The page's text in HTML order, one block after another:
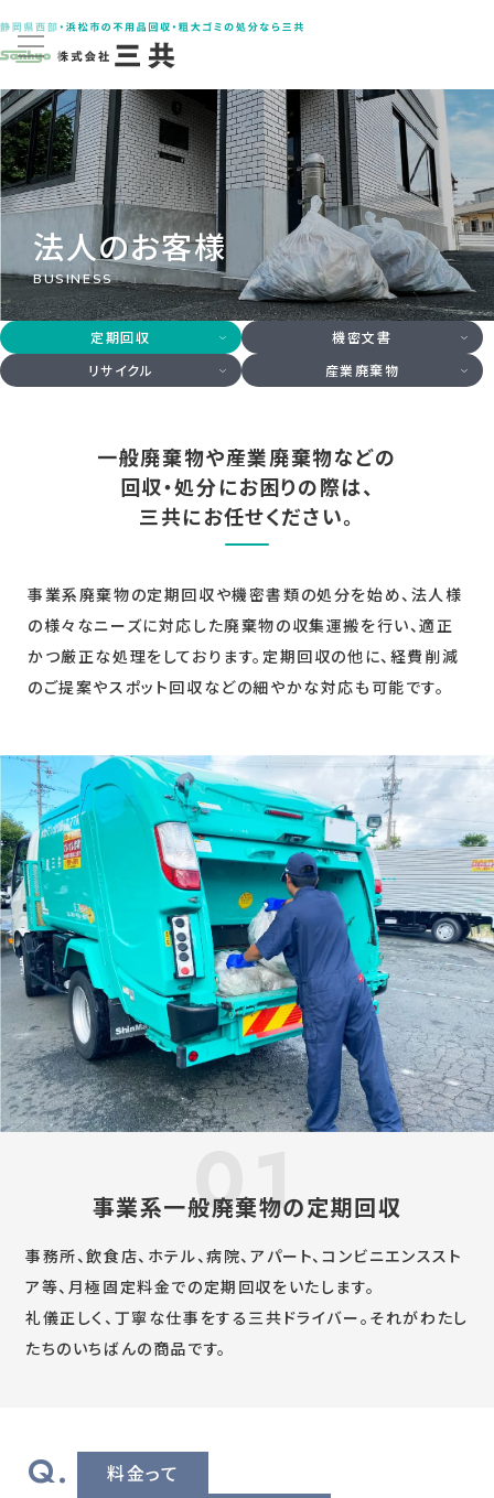
法人のお客様
BUSINESS
定期回収
機密文書
リサイクル
産業廃棄物
一般廃棄物や産業廃棄物などの
回収・処分にお困りの際は、
三共にお任せください。
事業系廃棄物の定期回収や機密書類の処分を始め、法人様
の様々なニーズに対応した廃棄物の収集運搬を行い、適正
かつ厳正な処理をしております。定期回収の他に、経費削減
のご提案やスポット回収などの細やかな対応も可能です。
事業系一般廃棄物の定期回収
事務所、飲食店、ホテル、病院、アパート、コンビニエンススト
ア等、月極固定料金での定期回収をいたします。
礼儀正しく、丁寧な仕事をする三共ドライバー。それがわたし
たちのいちばんの商品です。
料金って